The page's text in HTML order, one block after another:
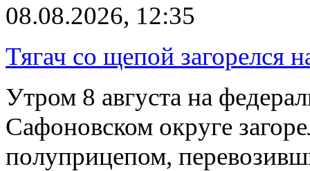
08.08.2026, 12:35
Тягач со щепой загорелся
Утром 8 августа на
Сафоновском округе
полуприцепом,